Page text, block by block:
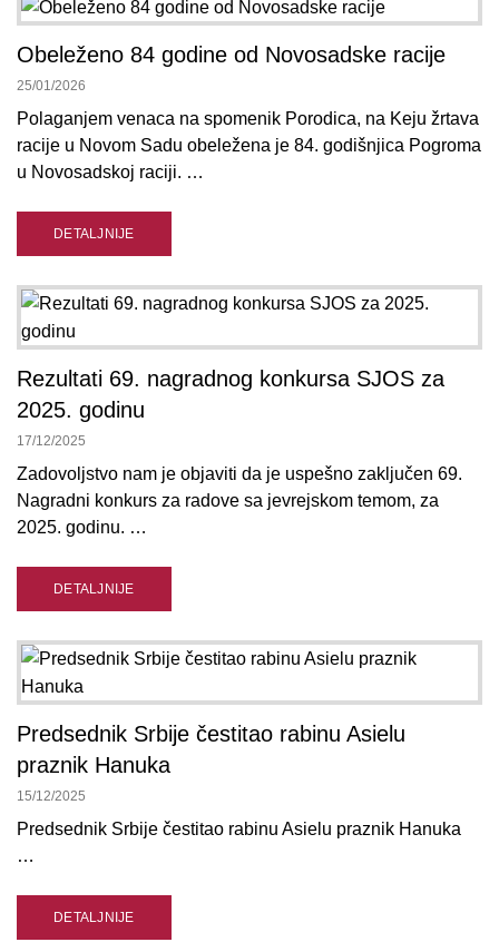
Obeleženo 84 godine od Novosadske racije
25/01/2026
Polaganjem venaca na spomenik Porodica, na Keju žrtava
racije u Novom Sadu obeležena je 84. godišnjica Pogroma
u Novosadskoj raciji. …
DETALJNIJE
Rezultati 69. nagradnog konkursa SJOS za
2025. godinu
17/12/2025
Zadovoljstvo nam je objaviti da je uspešno zaključen 69.
Nagradni konkurs za radove sa jevrejskom temom, za
2025. godinu. …
DETALJNIJE
Predsednik Srbije čestitao rabinu Asielu
praznik Hanuka
15/12/2025
Predsednik Srbije čestitao rabinu Asielu praznik Hanuka
…
DETALJNIJE